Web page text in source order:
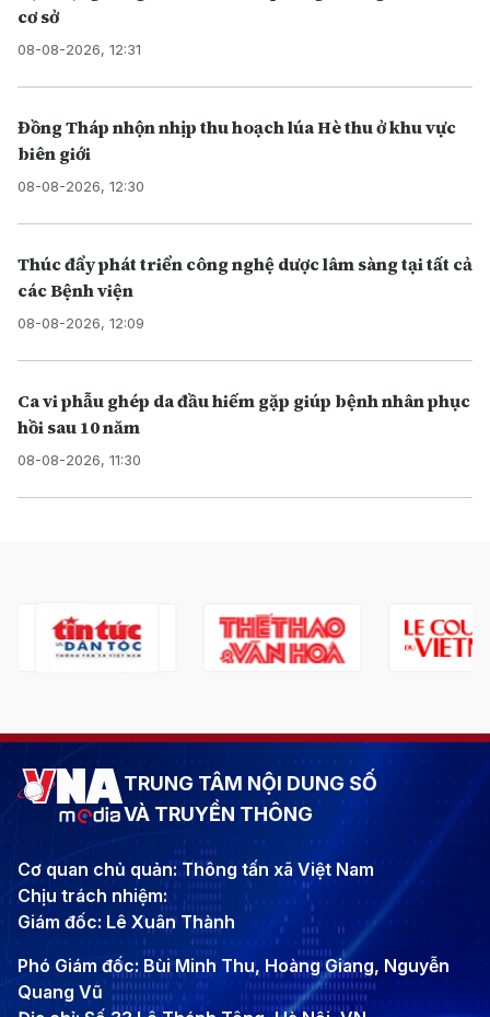
cơ sở
08-08-2026, 12:31
Đồng Tháp nhộn nhịp thu hoạch lúa Hè thu ở khu vực
biên giới
08-08-2026, 12:30
Thúc đẩy phát triển công nghệ dược lâm sàng tại tất cả
các Bệnh viện
08-08-2026, 12:09
Ca vi phẫu ghép da đầu hiếm gặp giúp bệnh nhân phục
hồi sau 10 năm
08-08-2026, 11:30
TRUNG TÂM NỘI DUNG SỐ
VÀ TRUYỀN THÔNG
Cơ quan chủ quản: Thông tấn xã Việt Nam
Chịu trách nhiệm:
Giám đốc: Lê Xuân Thành
Phó Giám đốc: Bùi Minh Thu, Hoàng Giang, Nguyễn
Quang Vũ